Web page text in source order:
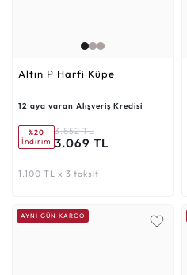
Altın P Harfi Küpe
12 aya varan Alışveriş Kredisi
%20
İndirim
3.852 TL
3.069 TL
1.100 TL x 3 taksit
AYNI GÜN KARGO